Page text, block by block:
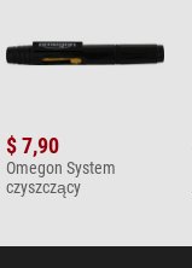
$ 7,90
Omegon System
czyszczący